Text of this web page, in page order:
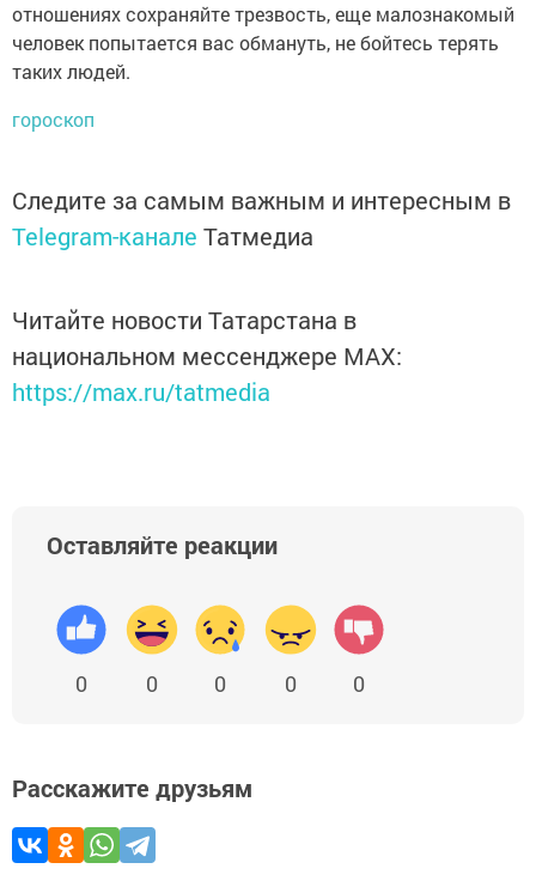
отношениях сохраняйте трезвость, еще малознакомый
человек попытается вас обмануть, не бойтесь терять
таких людей.
гороскоп
Следите за самым важным и интересным в
Telegram-канале Татмедиа
Читайте новости Татарстана в
национальном мессенджере MАХ:
https://max.ru/tatmedia
Оставляйте реакции
0 0 0 0 0
Расскажите друзьям